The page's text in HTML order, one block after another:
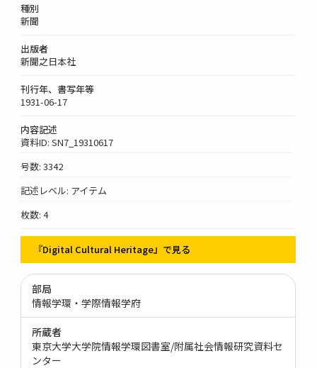
種別
新聞
出版者
新聞之日本社
刊行年、書写年等
1931-06-17
内容記述
資料ID: SN7_19310617
号数: 3342
記述レベル: アイテム
枚数: 4
『Digital Cultural Heritage』で見る
部局
情報学環・学際情報学府
所蔵者
東京大学大学院情報学環図書室/附属社会情報研究資料セ
ンター